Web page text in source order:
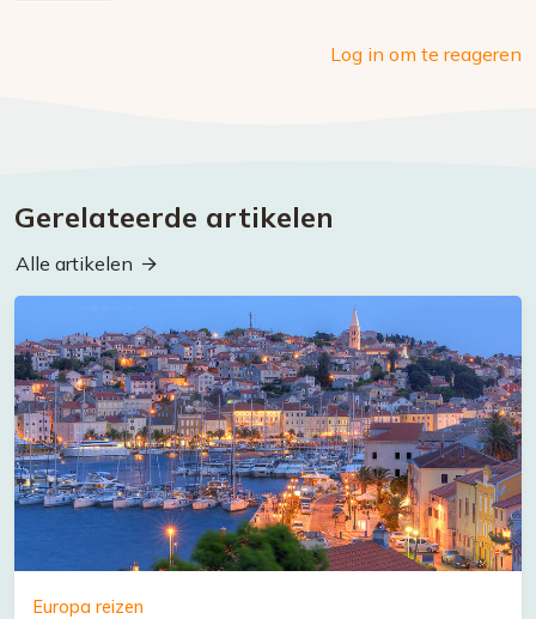
Log in om te reageren
Gerelateerde artikelen
Alle artikelen
Europa reizen